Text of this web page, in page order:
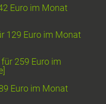
Euro im Monat
129 Euro im Monat
259 Euro im
Euro im Monat